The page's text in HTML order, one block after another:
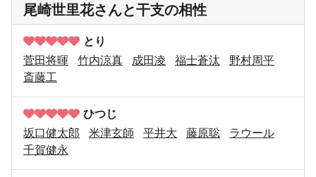
尾崎世里花さんと干支の相性
とり
菅田将暉
竹内涼真 成田凌 福士蒼汰
野村周平
斎藤工
ひつじ
坂口健太郎
米津玄師 平井大 藤原聡
ラウール
千賀健永